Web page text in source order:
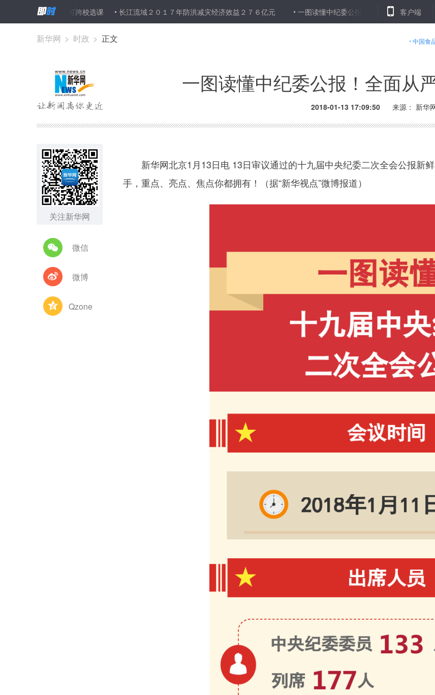
大学生可跨校选课 长江流域２０１７年防洪减灾经济效益２７６亿元 一图读懂中纪委公报！全面从严治党八个着力点客户端
中国食
新华网 > 时政 > 正文
一图读懂中纪委公报！全面从
2018-01-13 17:09:50 来源： 新华
关注新华网
微信
微博
Qzone
新华网北京1月13日电 13日审议通过的十九届中央纪委二次全会公报新
手，重点、亮点、焦点你都拥有！（据“新华视点”微博报道）